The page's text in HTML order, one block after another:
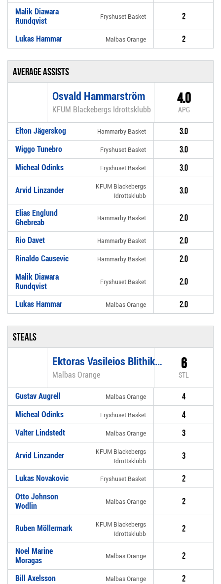
Malik Diawara
Rundqvist
Fryshuset Basket 2
Lukas Hammar Malbas Orange 2
Average assists
Osvald Hammarström
KFUM Blackebergs Idrottsklubb
4.0
APG
Elton Jägerskog Hammarby Basket 3.0
Wiggo Tunebro Fryshuset Basket 3.0
Micheal Odinks Fryshuset Basket 3.0
Arvid Linzander
KFUM Blackebergs
Idrottsklubb
3.0
Elias Englund
Ghebreab
Hammarby Basket 2.0
Rio Davet Hammarby Basket 2.0
Rinaldo Causevic Hammarby Basket 2.0
Malik Diawara
Rundqvist
Fryshuset Basket 2.0
Lukas Hammar Malbas Orange 2.0
Steals
Ektoras Vasileios Blithikiotis
Malbas Orange
6
STL
Gustav Augrell Malbas Orange 4
Micheal Odinks Fryshuset Basket 4
Valter Lindstedt Malbas Orange 3
Arvid Linzander
KFUM Blackebergs
Idrottsklubb
3
Lukas Novakovic Fryshuset Basket 2
Otto Johnson
Wodlin
Malbas Orange 2
Ruben Möllermark
KFUM Blackebergs
Idrottsklubb
2
Noel Marine
Moragas
Malbas Orange 2
Bill Axelsson Malbas Orange 2